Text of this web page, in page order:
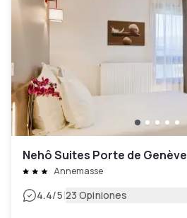
Nehô Suites Porte de Genève
Annemasse
4.4/5|23 Opiniones